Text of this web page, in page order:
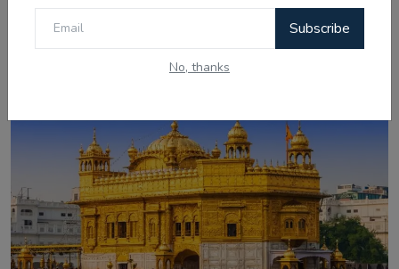
Subscribe
No, thanks
ਚੰਡੀਗੜ੍ਹ ਸਮਾਰਟ ਸਿਟੀ ਘੁਟਾਲਾ: ਦੋਸ਼ੀ ਨਲਿਨੀ ਮਲਿਕ ਨੇ